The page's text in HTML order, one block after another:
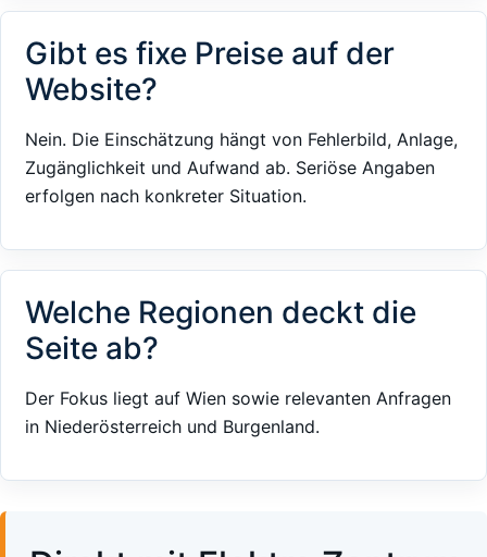
Gibt es fixe Preise auf der
Website?
Nein. Die Einschätzung hängt von Fehlerbild, Anlage,
Zugänglichkeit und Aufwand ab. Seriöse Angaben
erfolgen nach konkreter Situation.
Welche Regionen deckt die
Seite ab?
Der Fokus liegt auf Wien sowie relevanten Anfragen
in Niederösterreich und Burgenland.